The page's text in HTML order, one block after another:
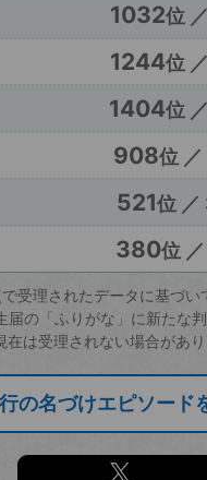
1032位
1244位
1404位
908位
521位
380位
受理されたデータに基づい
の「ふりがな」に新たな
は受理されない場合があり
の名づけエピソード